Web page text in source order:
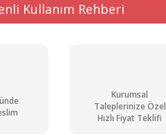
Kullanım Rehberi
Kurumsal
Taleplerinize Özel
Hızlı Fiyat Teklifi